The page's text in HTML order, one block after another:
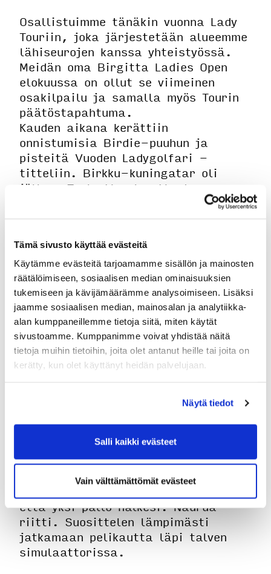
Tämä sivusto käyttää evästeitä
Käytämme evästeitä tarjoamamme sisällön ja mainosten
räätälöimiseen, sosiaalisen median ominaisuuksien
tukemiseen ja kävijämäärämme analysoimiseen. Lisäksi
jaamme sosiaalisen median, mainosalan ja analytiikka-
alan kumppaneillemme tietoja siitä, miten käytät
sivustoamme. Kumppanimme voivat yhdistää näitä
tietoja muihin tietoihin, joita olet antanut heille tai joita on
kerätty, kun olet käyttänyt heidän palvelujaan.
Näytä tiedot
Salli kaikki evästeet
Vain välttämättömät evästeet
Osallistuimme tänäkin vuonna Lady
Touriin, joka järjestetään alueemme
lähiseurojen kanssa yhteistyössä.
Meidän oma Birgitta Ladies Open
elokuussa on ollut se viimeinen
osakilpailu ja samalla myös Tourin
päätöstapahtuma.
Kauden aikana kerättiin
onnistumisia Birdie-puuhun ja
pisteitä Vuoden Ladygolfari -
titteliin. Birkku-kuningatar oli
jälleen Tuula Vesala. Vuoden
Ladygolfari -tittelin palkintoineen
mies sai ääniä. Titteli ja hattu
meni tänä vuonna Janne
Åkerbergille.
Hallitseva herrasmies saa aina
mukavan tehtävän kun hänen
nimikkokierrokselle arvotaan kolme
naispelaajaa. Henri Kalske olikin
järjestänyt todella kivan kierroksen
Kierros päättyi ruokailuun Venkassa.
simulaattorissa tutustumisilta
naisille ja se olikin varsin
onnistunut ja kiva parituntinen.
Yhtään holaria ei tullut, mutta sen
että yksi pallo halkesi. Naurua
riitti. Suosittelen lämpimästi
jatkamaan pelikautta läpi talven
simulaattorissa.